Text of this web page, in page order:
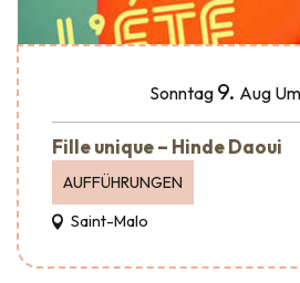
Sonntag 9. Aug
Fille unique – Hinde Daoui
AUFFÜHRUNGEN
Saint-Malo